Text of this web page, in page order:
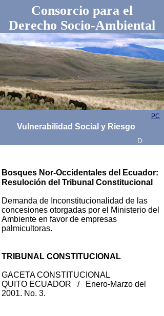
Bosques Nor-Occidentales del Ecuador:
Resuloción del Tribunal Constitucional
Demanda de Inconstitucionalidad de las
concesiones otorgadas por el Ministerio del
Ambiente en favor de empresas
palmicultoras.
TRIBUNAL CONSTITUCIONAL
GACETA CONSTITUCIONAL
QUITO ECUADOR / Enero-Marzo del
2001. No. 3.
Consorcio para el
Derecho Socio-Ambiental
PC
D
Vulnerabilidad Social y Riesgo